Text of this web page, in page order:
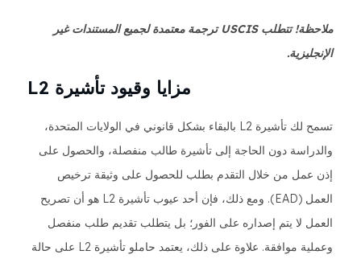
ملاحظة! تتطلب USCIS ترجمة معتمدة لجميع المستندات غير
الإنجليزية.
مزايا وقيود تأشيرة L2
تسمح لك تأشيرة L2 بالبقاء بشكل قانوني في الولايات المتحدة،
والدراسة دون الحاجة إلى تأشيرة طالب منفصلة، والحصول على
إذن عمل من خلال التقدم بطلب للحصول على وثيقة ترخيص
العمل (EAD). ومع ذلك، فإن أحد عيوب تأشيرة L2 هو أن تصريح
العمل لا يتم إصداره على الفور؛ بل يتطلب تقديم طلب منفصل
وعملية موافقة. علاوة على ذلك، يعتمد حاملو تأشيرة L2 على حالة